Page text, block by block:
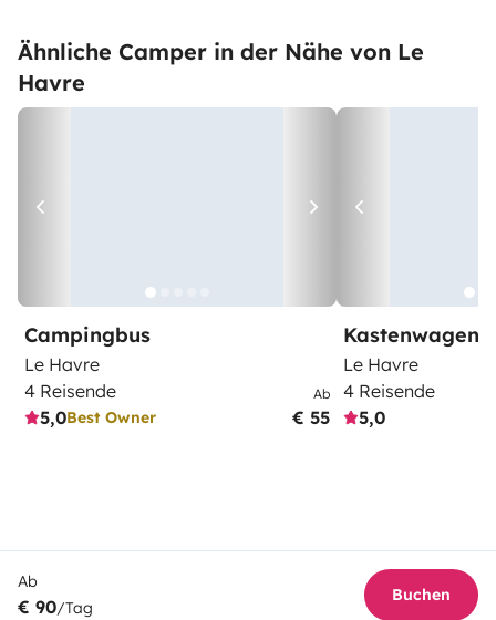
Ähnliche Camper in der Nähe von Le
Havre
Campingbus
Le Havre
4 Reisende
5,0Best Owner
Ab
€ 55
Kastenwagen
Le Havre
4 Reisende
5,0
Ab
€ 90/Tag
Buchen